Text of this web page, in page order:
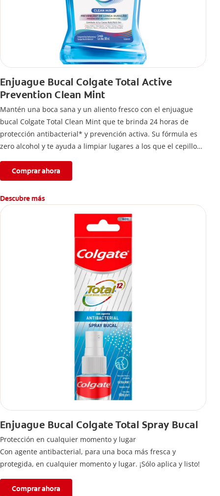
Enjuague Bucal Colgate Total Active
Prevention Clean Mint
Mantén una boca sana y un aliento fresco con el enjuague
bucal Colgate Total Clean Mint que te brinda 24 horas de
protección antibacterial* y prevención activa. Su fórmula es
zero alcohol y te ayuda a limpiar lugares a los que el cepillo
Comprar ahora
Descubre más
Enjuague Bucal Colgate Total Spray Bucal
Protección en cualquier momento y lugar
Con agente antibacterial, para una boca más fresca y
protegida, en cualquier momento y lugar. ¡Sólo aplica y listo!
Comprar ahora